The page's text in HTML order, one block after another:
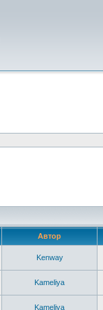
Автор
Kenway
Kameliya
Kameliya